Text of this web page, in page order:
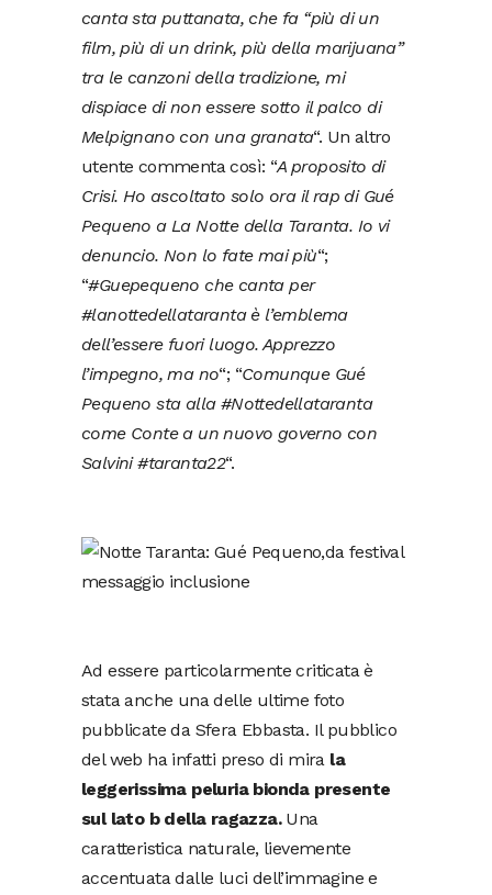
canta sta puttanata, che fa “più di un
film, più di un drink, più della marijuana”
tra le canzoni della tradizione, mi
dispiace di non essere sotto il palco di
Melpignano con una granata“. Un altro
utente commenta così: “A proposito di
Crisi. Ho ascoltato solo ora il rap di Gué
Pequeno a La Notte della Taranta. Io vi
denuncio. Non lo fate mai più“;
“#Guepequeno che canta per
#lanottedellataranta è l’emblema
dell’essere fuori luogo. Apprezzo
l’impegno, ma no“; “Comunque Gué
Pequeno sta alla #Nottedellataranta
come Conte a un nuovo governo con
Salvini #taranta22“.
Ad essere particolarmente criticata è
stata anche una delle ultime foto
pubblicate da Sfera Ebbasta. Il pubblico
del web ha infatti preso di mira la
leggerissima peluria bionda presente
sul lato b della ragazza.Una
caratteristica naturale, lievemente
accentuata dalle luci dell’immagine e